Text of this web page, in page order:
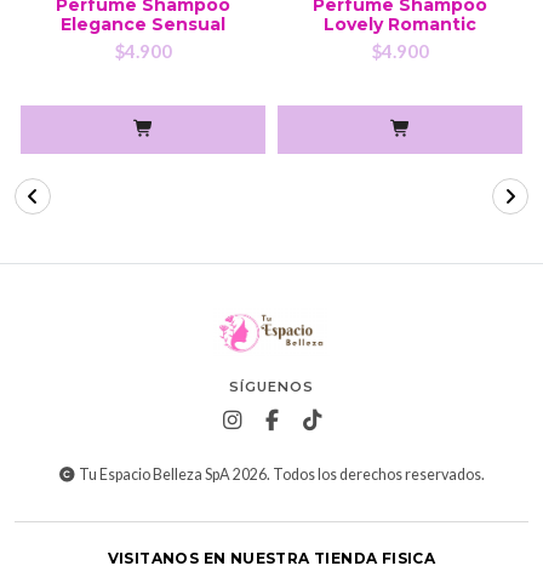
Perfume Shampoo
Elegance Sensual
$4.900
Perfume Shampoo
Lovely Romantic
$4.900
SÍGUENOS
Tu Espacio Belleza SpA 2026. Todos los derechos reservados.
VISITANOS EN NUESTRA TIENDA FISICA